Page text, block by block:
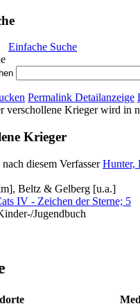
Einfache Suche
Permalink Detailanzeige
wird in
Krieger
nach diesem Verfasser Hunter,
Beltz & Gelberg [u.a.]
IV - Zeichen der Sterne; 5
Jugendbuch